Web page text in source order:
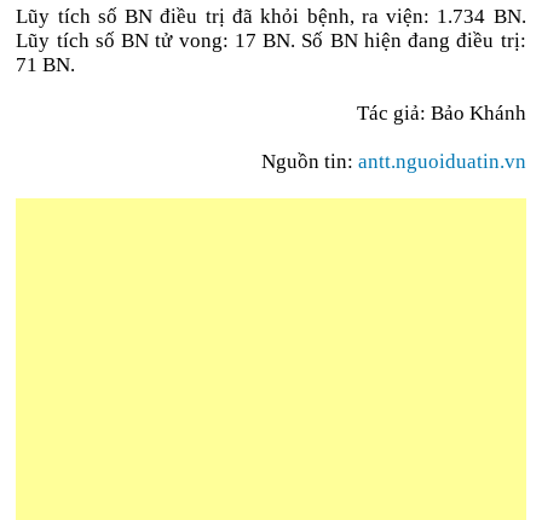
Lũy tích số BN điều trị đã khỏi bệnh, ra viện: 1.734 BN.
Lũy tích số BN tử vong: 17 BN. Số BN hiện đang điều trị:
71 BN.
Tác giả: Bảo Khánh
Nguồn tin: antt.nguoiduatin.vn